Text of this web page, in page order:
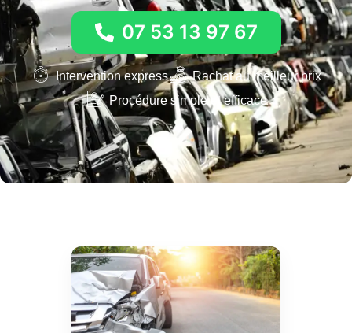
07 53 13 97 67
Intervention express
Rachat au meilleur prix
Procédure simple et efficace